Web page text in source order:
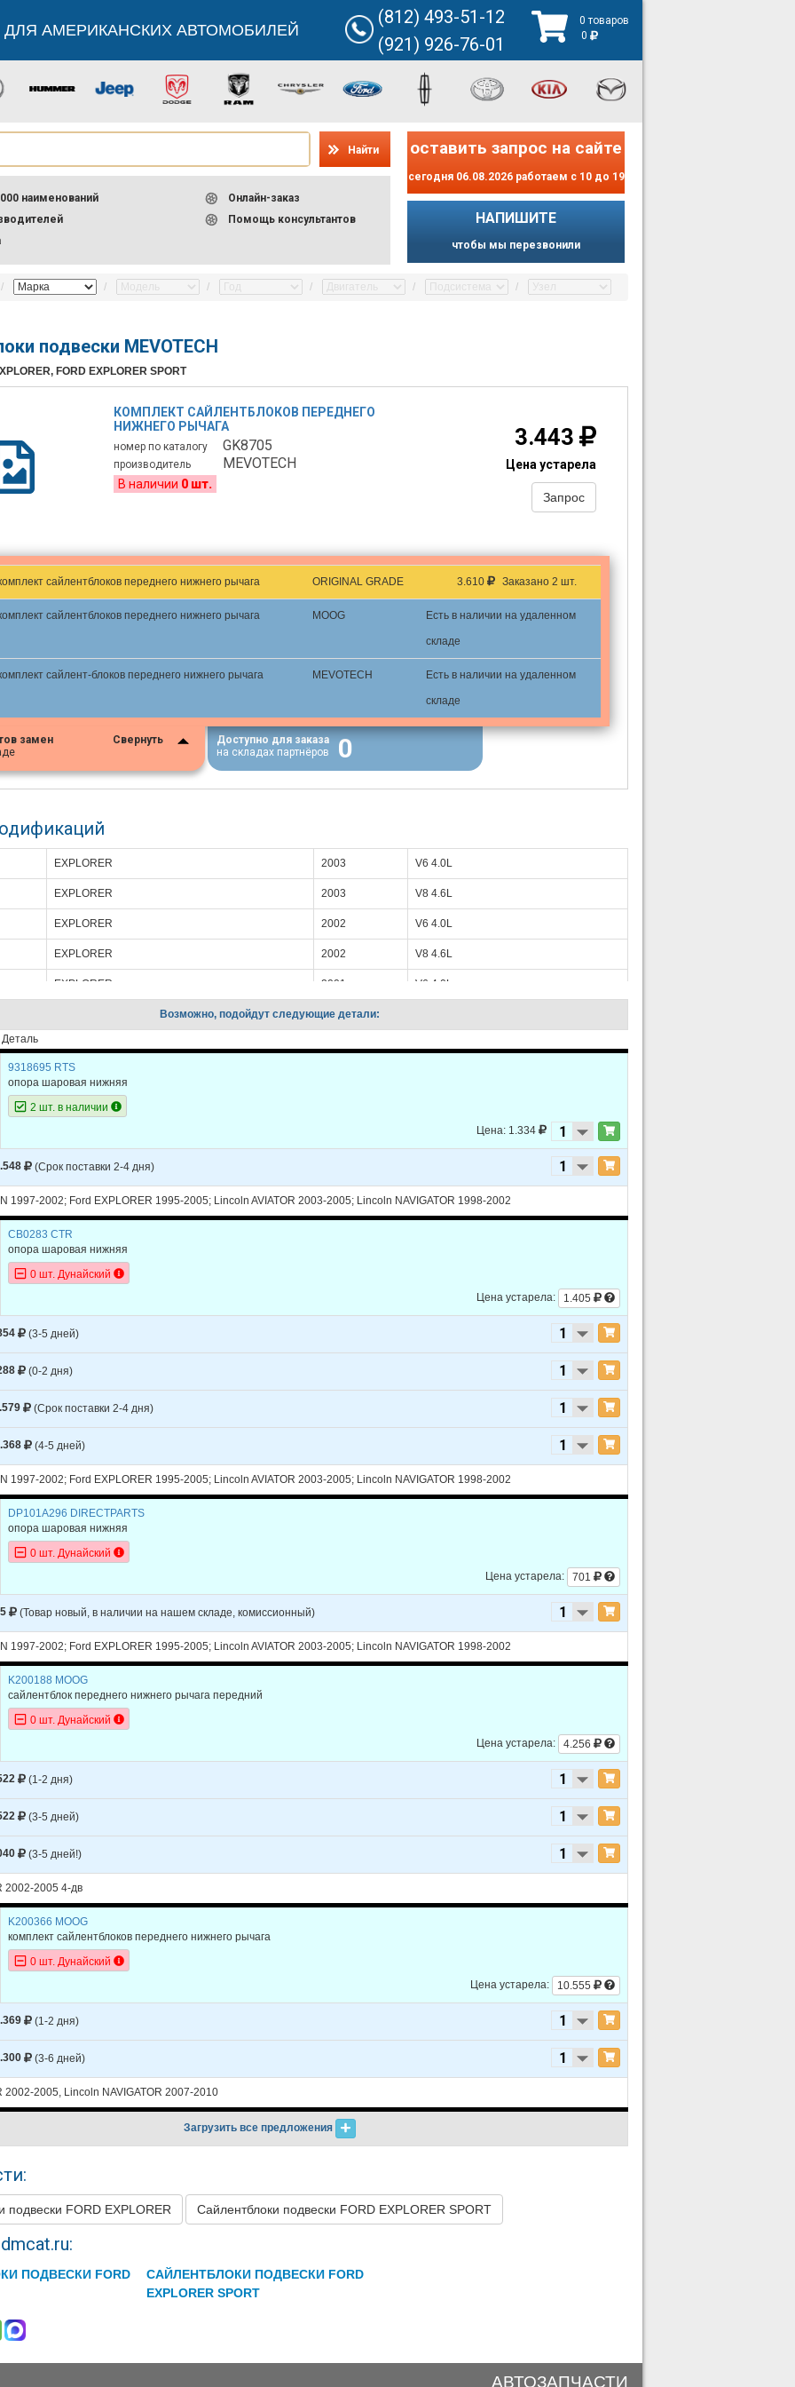
ДЛЯ АМЕРИКАНСКИХ АВТОМОБИЛЕЙ
(812) 493-51-12
(921) 926-76-01
0 товаров
0
Найти
наименований
Онлайн-заказ
Помощь консультантов
оставить запрос на сайте
сегодня 06.08.2026 работаем с 10 до 19
НАПИШИТЕ
чтобы мы перезвонили
подвески MEVOTECH
FORD EXPLORER SPORT
КОМПЛЕКТ САЙЛЕНТБЛОКОВ ПЕРЕДНЕГО
НИЖНЕГО РЫЧАГА
номер по каталогу GK8705
производитель MEVOTECH
В наличии 0 шт.
3.443
Цена устарела
Запрос
сайлентблоков переднего нижнего рычага ORIGINAL GRADE 3.610 Заказано 2 шт.
сайлентблоков переднего нижнего рычага MOOG Есть в наличии на удаленном
складе
сайлент-блоков переднего нижнего рычага MEVOTECH Есть в наличии на удаленном
складе
замен
Свернуть
Доступно для заказа
на складах партнёров
0
EXPLORER 2003 V6 4.0L
EXPLORER 2003 V8 4.6L
EXPLORER 2002 V6 4.0L
EXPLORER 2002 V8 4.6L
EXPLORER 2001 V6 4.0L
2001
EXPLORER
EXPLORER
V6 4.0L - OHV
EXPLORER
EXPLORER 1999 V8 5.0L
EXPLORER
EXPLORER
EXPLORER 1997 V6 4.0L - OHV
EXPLORER
EXPLORER
EXPLORER 1995 V6 4.0L
EXPLORER SPORT 2003 V6 4.0L
EXPLORER SPORT
EXPLORER SPORT
Возможно, подойдут следующие детали:
Деталь
9318695 RTS
опора шаровая нижняя
2 шт. в наличии
Цена: 1.334
(Срок поставки 2-4 дня)
1997-2002; Ford EXPLORER 1995-2005; Lincoln AVIATOR 2003-2005; Lincoln NAVIGATOR 1998-2002
CB0283 CTR
опора шаровая нижняя
0 шт. Дунайский
Цена устарела:
1.405
(3-5 дней)
(0-2 дня)
(Срок поставки 2-4 дня)
(4-5 дней)
1997-2002; Ford EXPLORER 1995-2005; Lincoln AVIATOR 2003-2005; Lincoln NAVIGATOR 1998-2002
DP101A296 DIRECTPARTS
опора шаровая нижняя
0 шт. Дунайский
Цена устарела:
701
(Товар новый, в наличии на нашем складе, комиссионный)
1997-2002; Ford EXPLORER 1995-2005; Lincoln AVIATOR 2003-2005; Lincoln NAVIGATOR 1998-2002
K200188 MOOG
сайлентблок переднего нижнего рычага передний
0 шт. Дунайский
Цена устарела:
4.256
(1-2 дня)
(3-5 дней)
(3-5 дней!)
2002-2005 4-дв
K200366 MOOG
комплект сайлентблоков переднего нижнего рычага
0 шт. Дунайский
Цена устарела:
10.555
(1-2 дня)
(3-6 дней)
2002-2005, Lincoln NAVIGATOR 2007-2010
Загрузить все предложения
подвески FORD EXPLORER Сайлентблоки подвески FORD EXPLORER SPORT
ПОДВЕСКИ FORD
САЙЛЕНТБЛОКИ ПОДВЕСКИ FORD
EXPLORER SPORT
АВТОЗАПЧАСТИ